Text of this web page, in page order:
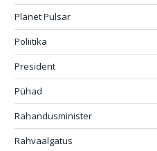
Planet Pulsar
Poliitika
President
Pühad
Rahandusminister
Rahvaalgatus